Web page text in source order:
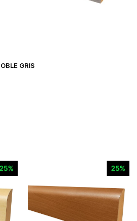
GRIS